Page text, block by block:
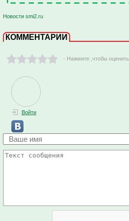
Новости smi2.ru
КОММЕНТАРИИ
- Нажмите ,чтобы оценить
Войти